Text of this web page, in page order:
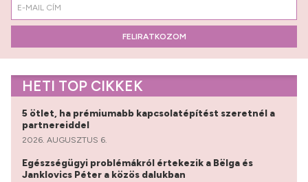
FELIRATKOZOM
HETI TOP CIKKEK
5 ötlet, ha prémiumabb kapcsolatépítést szeretnél a
partnereiddel
2026. AUGUSZTUS 6.
Egészségügyi problémákról értekezik a Bëlga és
Janklovics Péter a közös dalukban